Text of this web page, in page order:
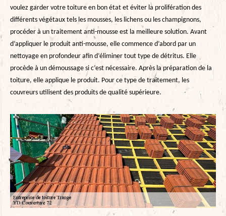
voulez garder votre toiture en bon état et éviter la prolifération des
différents végétaux tels les mousses, les lichens ou les champignons,
procéder à un traitement anti-mousse est la meilleure solution. Avant
d’appliquer le produit anti-mousse, elle commence d’abord par un
nettoyage en profondeur afin d’éliminer tout type de détritus. Elle
procède à un démoussage si c’est nécessaire. Après la préparation de la
toiture, elle applique le produit. Pour ce type de traitement, les
couvreurs utilisent des produits de qualité supérieure.